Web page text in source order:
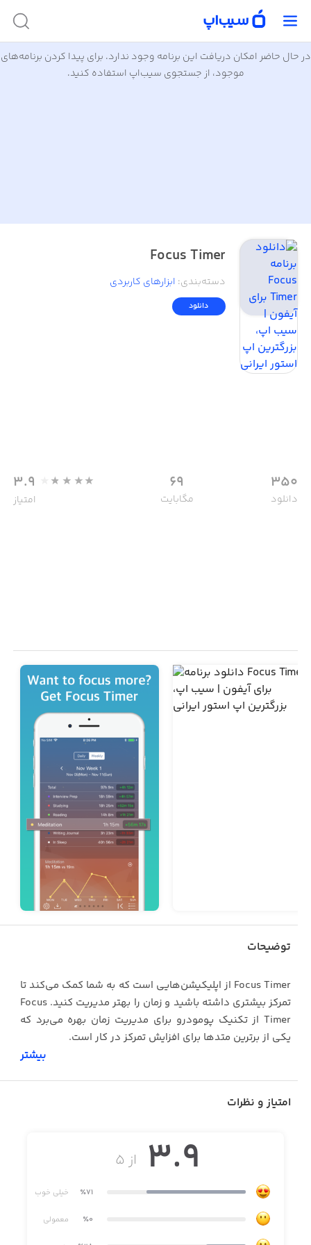
در حال حاضر امکان دریافت این برنامه وجود ندارد. برای پیدا کردن برنامه‌های
موجود، از جستجوی سیب‌اپ استفاده کنید.
Focus Timer
دسته‌بندی: ابزار‌های کاربردی
دانلود
350
دانلود
69
مگابایت
3.9
امتیاز
توضیحات
Focus Timer از اپلیکیشن‌هایی است که به شما کمک می‌کند تا
تمرکز بیشتری داشته باشید و زمان را بهتر مدیریت کنید. Focus
Timer از تکنیک پومودرو برای مدیریت زمان بهره می‌برد که
یکی از برترین متدها برای افزایش تمرکز در کار است.
شما با استفاده از Focus Timer قادر خواهید بود تا بازه فعالیت
برای خود تعریف کنید و بر اساس آن به مطالعه یا هر فعالیت
بررسی کنید. قابلیت دیگر Focus Timer این است که به کاربران
اجازه می‌دهد تا برای فعالیت‌های خود زنگ هشدار تنظیم کنند.
قابلیت‌های Focus Timer:
• استفاده از تکنیک پومودرو
بیشتر
امتیاز و نظرات
از ۵ 3.9
٪71 خیلی خوب
٪0 معمولی